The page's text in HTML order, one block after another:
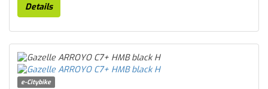
Details
e-Citybike